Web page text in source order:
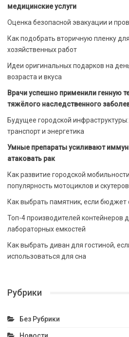
медицинские услуги
Оценка безопасной эвакуации и
Как подобрать вторичную пленку
хозяйственных работ
Идеи оригинальных подарков на
возраста и вкуса
Врачи успешно применили генную
тяжёлого наследственного
Будущее городской
транспорт и энергетика
Умные препараты усиливают
атаковать рак
Как развитие городской
популярность мотоциклов и скутеров
Как выбрать памятник, если бюджет
Топ-4 производителей контейнеров
лабораторных емкостей
Как выбрать диван для гостиной,
использоваться для сна
Рубрики
Без Рубрики